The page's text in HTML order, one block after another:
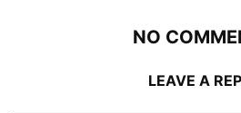
NO
LEAVE A